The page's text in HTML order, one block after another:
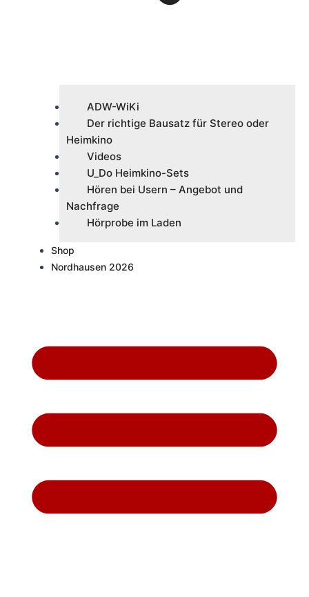
ADW-WiKi
Der richtige Bausatz für Stereo oder
Heimkino
Videos
U_Do Heimkino-Sets
Hören bei Usern – Angebot und
Nachfrage
Hörprobe im Laden
Shop
Nordhausen 2026